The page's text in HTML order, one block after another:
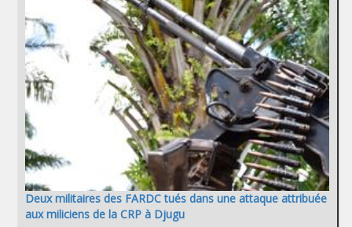
Deux militaires des FARDC tués dans une attaque attribuée
aux miliciens de la CRP à Djugu